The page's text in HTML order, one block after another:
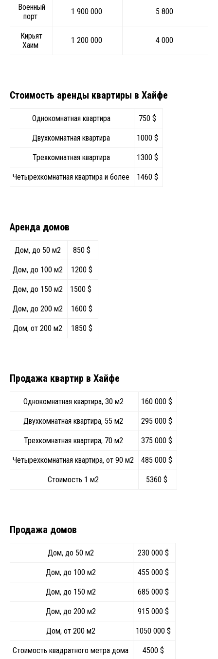
Военный
порт
1 900 000 5 800
Кирьят
Хаим
1 200 000 4 000
Стоимость аренды квартиры в Хайфе
Однокомнатная квартира 750 $
Двухкомнатная квартира 1000 $
Трехкомнатная квартира 1300 $
Четырехкомнатная квартира и более 1460 $
Аренда домов
Дом, до 50 м2 850 $
Дом, до 100 м2 1200 $
Дом, до 150 м2 1500 $
Дом, до 200 м2 1600 $
Дом, от 200 м2 1850 $
Продажа квартир в Хайфе
Однокомнатная квартира, 30 м2 160 000 $
Двухкомнатная квартира, 55 м2 295 000 $
Трехкомнатная квартира, 70 м2 375 000 $
Четырехкомнатная квартира, от 90 м2 485 000 $
Стоимость 1 м2 5360 $
Продажа домов
Дом, до 50 м2 230 000 $
Дом, до 100 м2 455 000 $
Дом, до 150 м2 685 000 $
Дом, до 200 м2 915 000 $
Дом, от 200 м2 1050 000 $
Стоимость квадратного метра дома 4500 $